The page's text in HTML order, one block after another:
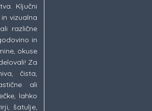
Ključni
vizualna
različne
in
okuse
Za
čista,
ali
lahko
šatulje,